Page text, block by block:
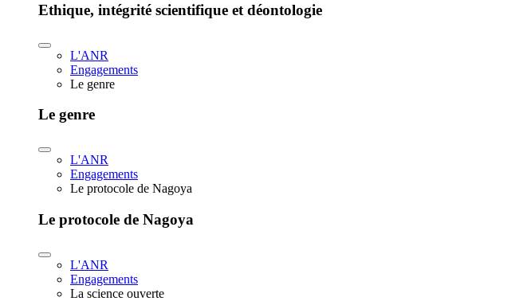
Ethique, intégrité scientifique et déontologie
L'ANR
Engagements
Le genre
Le genre
L'ANR
Engagements
Le protocole de Nagoya
Le protocole de Nagoya
L'ANR
Engagements
La science ouverte